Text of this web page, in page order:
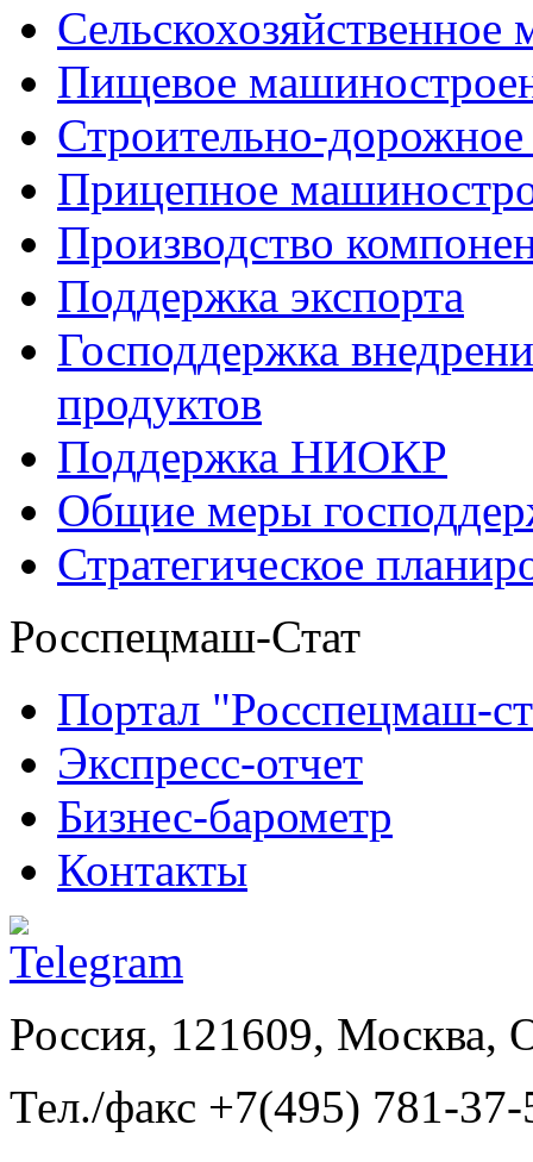
Пищевое
Строительно-
Прицепное
Производство
Поддержка экспорта
Господдержка
продуктов
Поддержка НИОКР
Общие меры
Стратегическое
Росспецмаш-Стат
Портал "Росспецмаш-
Экспресс-отчет
Бизнес-барометр
Контакты
Россия, 121609, Москва,
Тел./факс +7(495) 781-37-